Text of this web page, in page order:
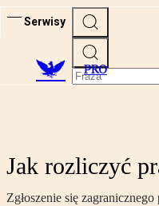
Serwisy
PRO
Jak rozliczyć
Zgłoszenie się